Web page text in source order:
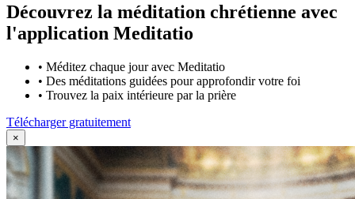
Découvrez la méditation chrétienne avec
l'application Meditatio
• Méditez chaque jour avec Meditatio
• Des méditations guidées pour approfondir votre foi
• Trouvez la paix intérieure par la prière
Télécharger gratuitement
×